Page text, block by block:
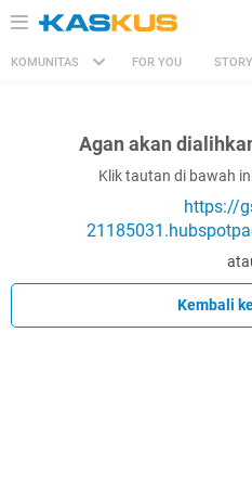
KOMUNITAS FOR YOU STORY
Agan akan
Klik tautan di bawah
https://
Kembali